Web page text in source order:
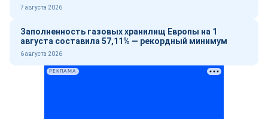
7 августа 2026
Заполненность газовых хранилищ Европы на 1
августа составила 57,11% — рекордный минимум
6 августа 2026
РЕКЛАМА